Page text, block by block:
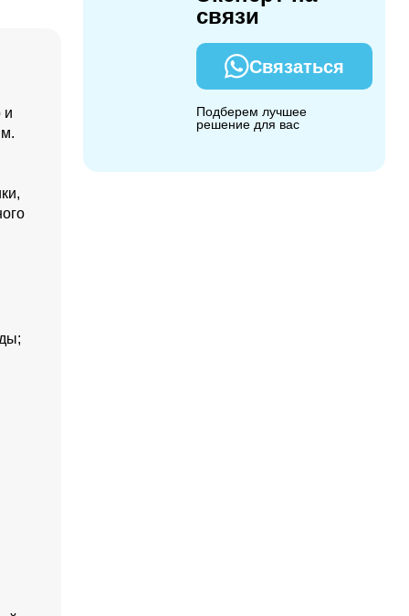
связи
Связаться
Подберем лучшее
решение для вас
и